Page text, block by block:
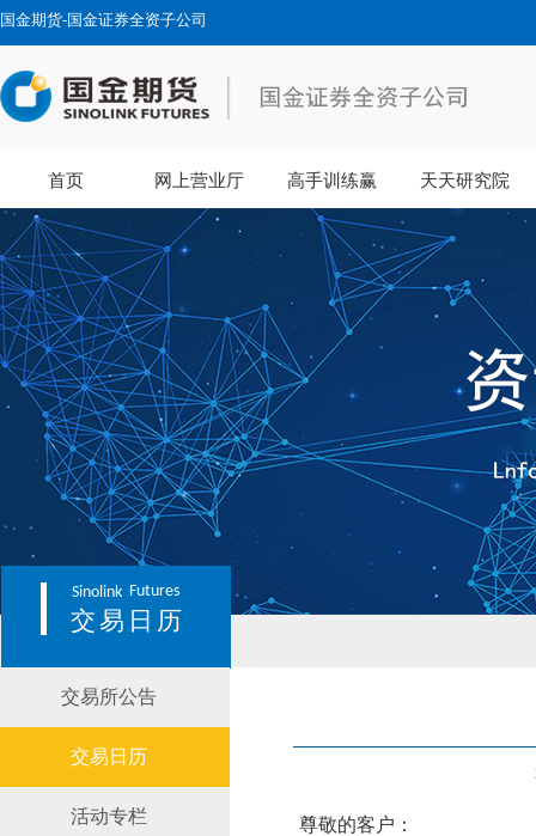
国金期货-国金证券全资子公司
首页 网上营业厅 高手训练赢 天天研究院
Sinolink Futures
交易日历
交易所公告
交易日历
活动专栏 尊敬的客户：